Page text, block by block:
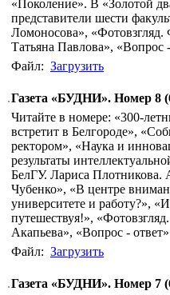
«Поколение». В «Золотой
представители шести
Ломоносова»,
Татьяна Павлова», «Вопрос
Файл: Загрузить
Газета «БУДНИ». Номер 8
Читайте в номере: «300-
встретит в Белгороде»,
ректором», «Наука и
результаты
БелГУ. Лариса Плотникова.
Чубенко», «В центре
университете и работу?»,
путешествуя!»,
Акапьева», «Вопрос -
Файл: Загрузить
Газета «БУДНИ». Номер 7